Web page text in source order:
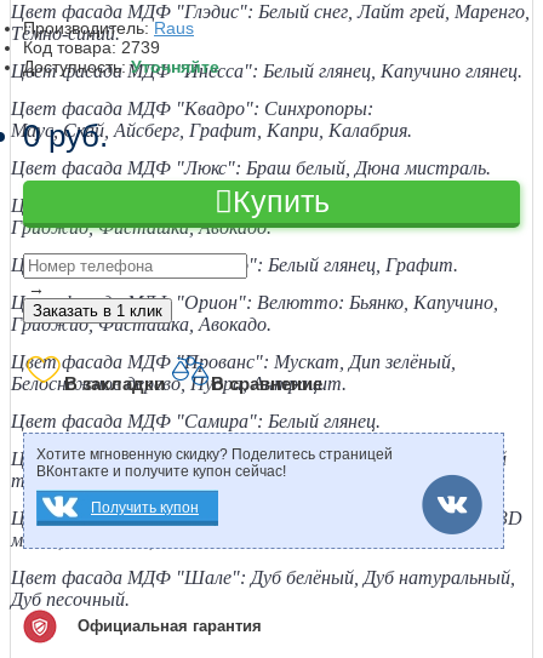
Цвет фасада МДФ "Глэдис": Белый снег, Лайт грей, Маренго,
Тёмно-синий.
Цвет фасада МДФ "Инесса": Белый глянец, Капучино глянец.
Цвет фасада МДФ "Квадро": Синхропоры:
Маус,Скай, Айсберг, Графит, Капри, Калабрия.
Цвет фасада МДФ "Люкс": Браш белый, Дюна мистраль.
Цвет фасада МДФ "Милания": Велютто: Бьянко, Капучино,
Гриджио, Фисташка, Авокадо.
Цвет фасада ЛДСП "Монро": Белый глянец, Графит.
Цвет фасада МДФ "Орион": Велютто: Бьянко, Капучино,
Гриджио, Фисташка, Авокадо.
Цвет фасада МДФ "Прованс": Мускат, Дип зелёный,
Белоснежное дерево, Пудра, Антрацит.
Цвет фасада МДФ "Самира": Белый глянец.
Цвет фасада МДФ "Тесс": Пепельный светлый, Пепельный
тёмный.
Цвет фасада МДФ "Чарли": Монте белый, Торос чёрный, 3D
мокко, Палм блю, Палм вайн.
Цвет фасада МДФ "Шале": Дуб белёный, Дуб натуральный,
Дуб песочный.
Производитель:Raus
Код товара: 2739
Доступность:Уточняйте
0 руб.
Купить
→
Заказать в 1 клик
В закладки В сравнение
Хотите мгновенную скидку? Поделитесь страницей
ВКонтакте и получите купон сейчас!
Получить купон
Официальная гарантия